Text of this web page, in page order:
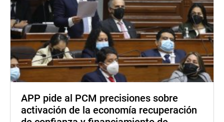
APP pide al PCM precisiones sobre
activación de la economía recuperación